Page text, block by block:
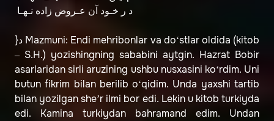
د ر خـود آن عـروض زاده نـهـا
}د Mazmuni: Endi mehribonlar va do‘stlar oldida (kitob
– S.H.) yozishingning sababini aytgin. Hazrat Bobir
asarlaridan sirli aruzining ushbu nusxasini ko‘rdim. Uni
butun fikrim bilan berilib o‘qidim. Unda yaxshi tartib
bilan yozilgan she’r ilmi bor edi. Lekin u kitob turkiyda
edi. Kamina turkiydan bahramand edim. Undan